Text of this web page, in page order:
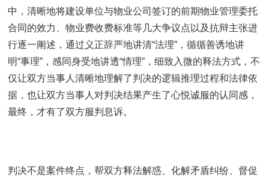
中，清晰地将建设单位与物业公司签订的前期物业管理委托
合同的效力、物业费收费标准等几大争议点以及抗辩主张进
行逐一阐述，通过义正辞严地讲清“法理”，循循善诱地讲
明“事理”，感同身受地讲透“情理”，细致入微的释法方式，不
仅让双方当事人清晰地理解了判决的逻辑推理过程和法律依
据，也让双方当事人对判决结果产生了心悦诚服的认同感，
最终，才有了双方服判息诉。
判决不是案件终点，帮双方释法解惑、化解矛盾纠纷、督促